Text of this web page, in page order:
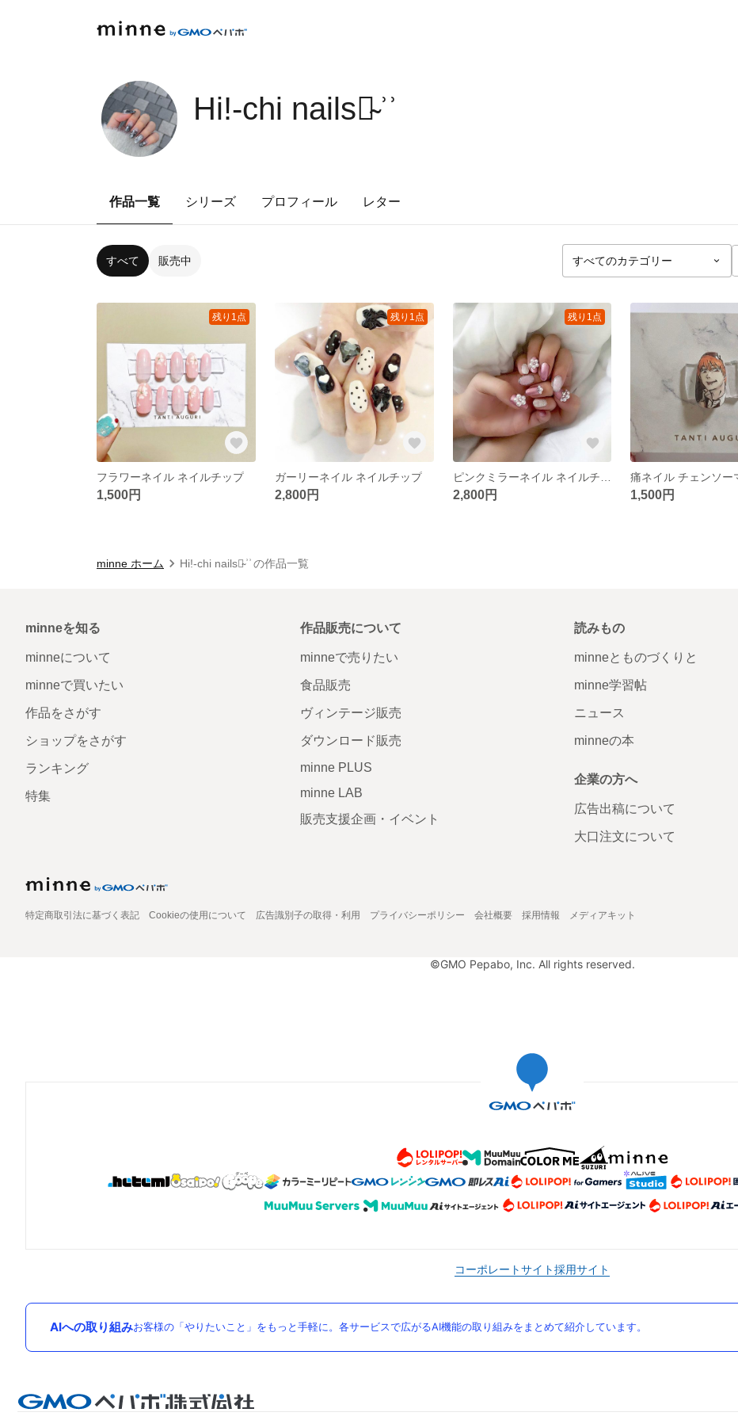
Hi!-chi nails♡̴ ͗ ͗
作品一覧 シリーズ プロフィール レター
すべて 販売中
残り1点
フラワーネイル ネイルチップ
1,500円
残り1点
ガーリーネイル ネイルチップ
2,800円
残り1点
2,800円 1,500円
minne ホーム Hi!-chi nails♡̴ ͗ ͗ の作品一覧
minneを知る
minneについて
minneで買いたい
作品をさがす
ショップをさがす
ランキング
特集
作品販売について
minneで売りたい
食品販売
ヴィンテージ販売
ダウンロード販売
minne PLUS
minne LAB
販売支援企画・イベント
読みもの
minneとものづくりと
minne学習帖
ニュース
minneの本
企業の方へ
広告出稿について
大口注文について
特定商取引法に基づく表記 Cookieの使用について 広告識別子の取得・利用 プライバシーポリシー 会社概要 採用情報 メディアキット
©GMO Pepabo, Inc. All rights reserved.
コーポレートサイト採用サイト
AIへの取り組みお客様の「やりたいこと」をもっと手軽に。各サービスで広がるAI機能の取り組みをまとめて紹介しています。